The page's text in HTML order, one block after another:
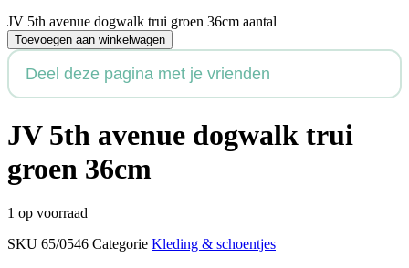
JV 5th avenue dogwalk trui groen 36cm aantal
Toevoegen aan winkelwagen
Deel deze pagina met je vrienden
JV 5th avenue dogwalk trui
groen 36cm
1 op voorraad
SKU 65/0546 Categorie Kleding & schoentjes